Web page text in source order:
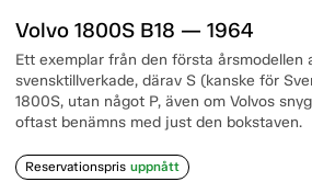
Volvo 1800S B18 — 1964
Ett exemplar från den första årsmodellen
svensktillverkade, därav S (kanske för
1800S, utan något P, även om Volvos
oftast benämns med just den bokstaven.
Reservationspris uppnått